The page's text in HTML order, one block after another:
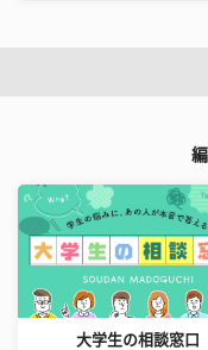
大学生の相談窓口